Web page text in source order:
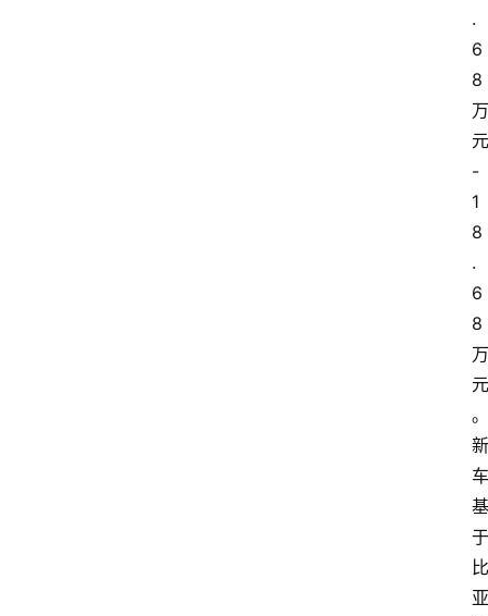
.
6
8
万
元
-
1
8
.
6
8
万
元
。
新
车
基
于
比
亚